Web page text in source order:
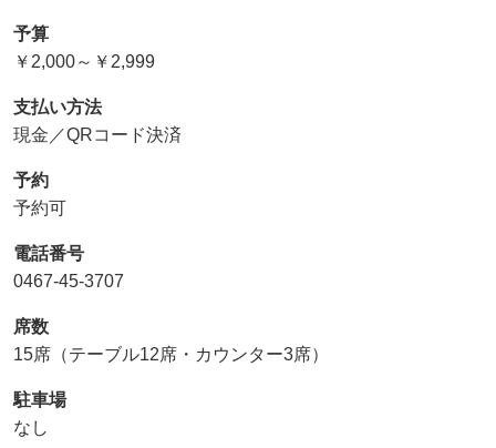
予算
￥2,000～￥2,999
支払い方法
現金／QRコード決済
予約
予約可
電話番号
0467-45-3707
席数
15席（テーブル12席・カウンター3席）
駐車場
なし